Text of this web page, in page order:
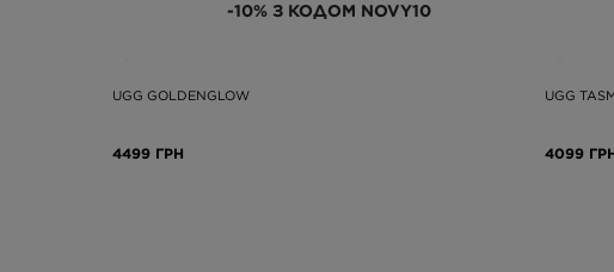
-10% З КОДОМ NOVY10
UGG GOLDENGLOW
4499 ГРН
UGG
4099